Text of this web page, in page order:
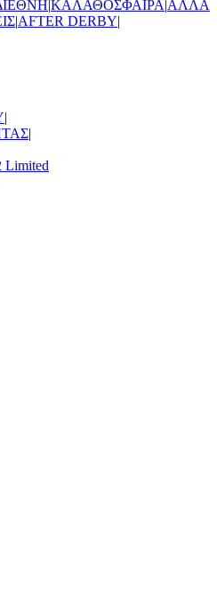
|ΚΑΛΑΘΟΣΦΑΙΡΑ|ΑΛΛΑ
|AFTER DERBY|
|
|
Limited